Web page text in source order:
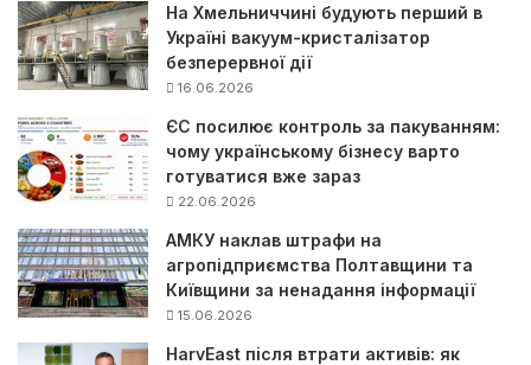
На Хмельниччині будують перший в
Україні вакуум-кристалізатор
безперервної дії
16.06.2026
ЄС посилює контроль за пакуванням:
чому українському бізнесу варто
готуватися вже зараз
22.06.2026
АМКУ наклав штрафи на
агропідприємства Полтавщини та
Київщини за ненадання інформації
15.06.2026
HarvEast після втрати активів: як